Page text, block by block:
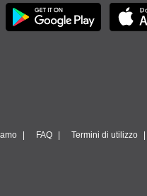
FAQ Termini di utilizzo